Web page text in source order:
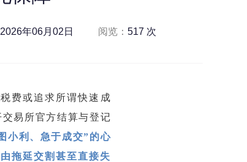
2026年06月02日 阅览： 517 次
费或追求所谓快速成
易所官方结算与登记
小利、急于成交”的心
拖延交割甚至直接失